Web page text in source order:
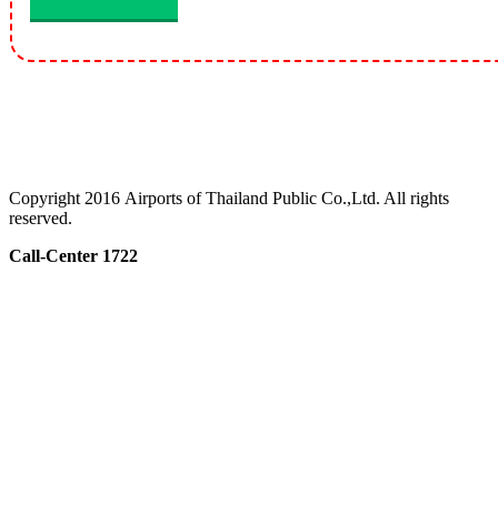
Copyright 2016 Airports of Thailand Public Co.,Ltd. All rights
reserved.
Call-Center 1722